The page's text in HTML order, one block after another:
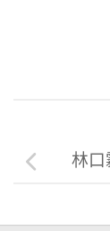
林口